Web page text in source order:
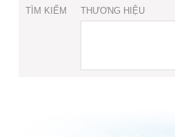
TÌM KIẾM THƯƠNG HIỆU